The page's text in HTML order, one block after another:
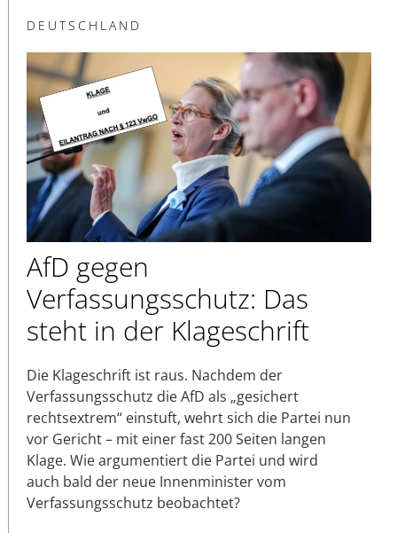
DEUTSCHLAND
AfD gegen
Verfassungsschutz: Das
steht in der Klageschrift
Die Klageschrift ist raus. Nachdem der
Verfassungsschutz die AfD als „gesichert
rechtsextrem“ einstuft, wehrt sich die Partei nun
vor Gericht – mit einer fast 200 Seiten langen
Klage. Wie argumentiert die Partei und wird
auch bald der neue Innenminister vom
Verfassungsschutz beobachtet?